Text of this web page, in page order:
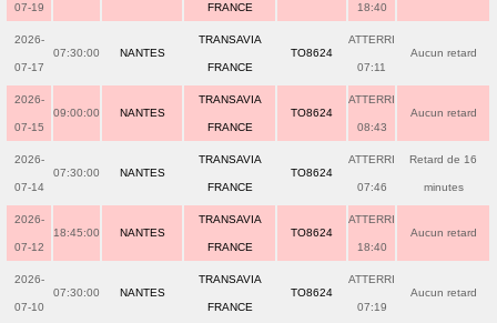
07-19 FRANCE 18:40
2026-
07-17
07:30:00 NANTES
TRANSAVIA
FRANCE
TO8624
ATTERRI
07:11
Aucun retard
2026-
07-15
09:00:00 NANTES
TRANSAVIA
FRANCE
TO8624
ATTERRI
08:43
Aucun retard
2026-
07-14
07:30:00 NANTES
TRANSAVIA
FRANCE
TO8624
ATTERRI
07:46
Retard de 16
minutes
2026-
07-12
18:45:00 NANTES
TRANSAVIA
FRANCE
TO8624
ATTERRI
18:40
Aucun retard
2026-
07-10
07:30:00 NANTES
TRANSAVIA
FRANCE
TO8624
ATTERRI
07:19
Aucun retard